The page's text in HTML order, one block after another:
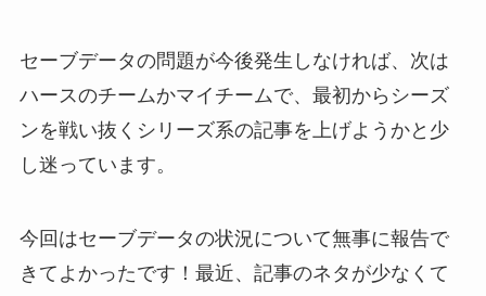
セーブデータの問題が今後発生しなければ、次は
ハースのチームかマイチームで、最初からシーズ
ンを戦い抜くシリーズ系の記事を上げようかと少
し迷っています。
今回はセーブデータの状況について無事に報告で
きてよかったです！最近、記事のネタが少なくて